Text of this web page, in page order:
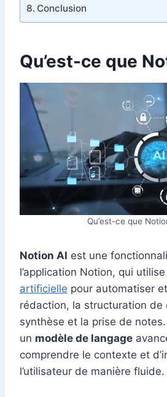
Conclusion
Qu’est-ce que
Qu’est-ce que
Notion AI est une
l’application Notion, qui utilise
artificielle pour automatiser
rédaction, la structuration de
synthèse et la prise de
un modèle de langage
comprendre le contexte et
l’utilisateur de manière fluide.